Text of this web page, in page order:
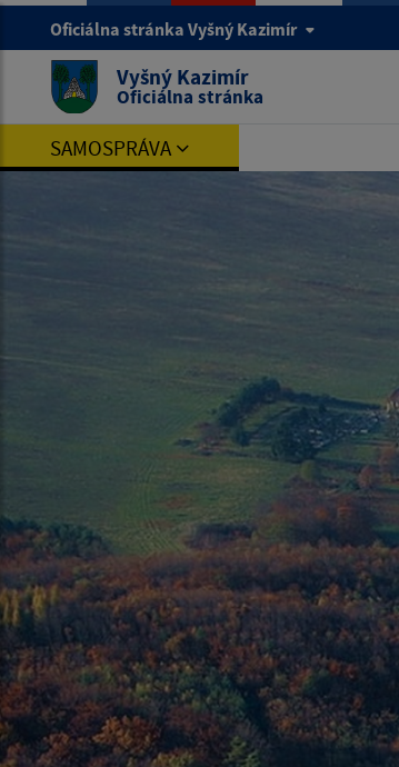
Oficiálna stránka Vyšný Kazimír
Vyšný Kazimír
Oficiálna stránka
SAMOSPRÁVA